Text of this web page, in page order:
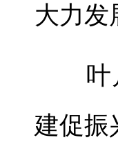
大力发
叶月
建促振